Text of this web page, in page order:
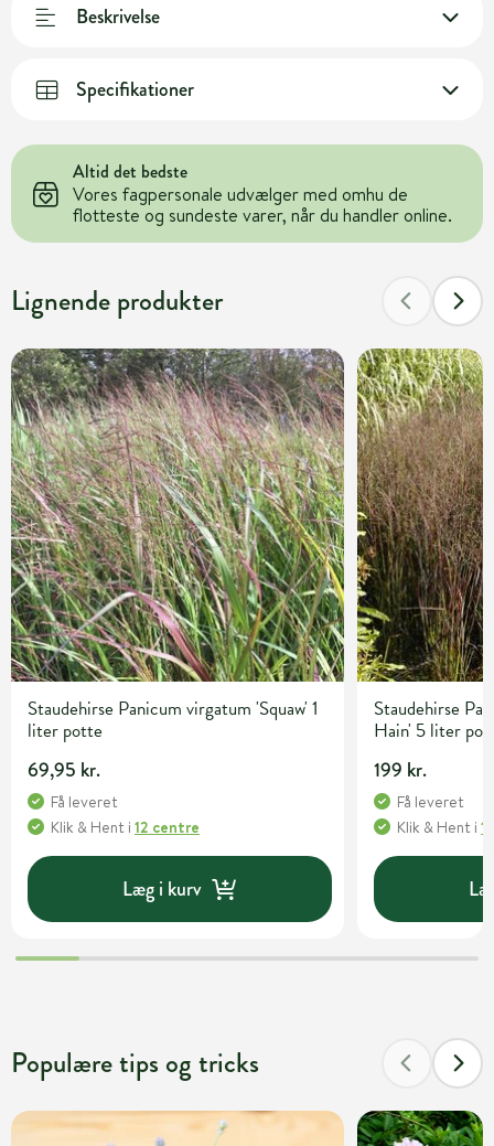
Beskrivelse
Specifikationer
Altid det bedste
Vores fagpersonale udvælger med omhu de
flotteste og sundeste varer, når du handler online.
Lignende produkter
Staudehirse Panicum virgatum 'Squaw' 1
liter potte
69,95 kr.
Få leveret
Klik & Hent i 12 centre
Læg i kurv
Staudehirse
Hain' 5 liter
199 kr.
Få leveret
Klik & Hent i
Populære tips og tricks